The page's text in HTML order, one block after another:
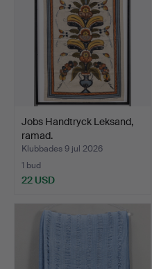
Jobs Handtryck Leksand,
ramad.
Klubbades 9 jul 2026
1 bud
22 USD